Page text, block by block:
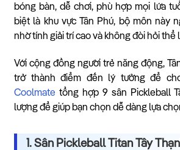
bóng bàn, dễ chơi, phù hợp mọi lứa
biệt là khu vực Tân Phú, bộ môn này
nhờ tính giải trí cao và không đòi hỏi thể
Với cộng đồng người trẻ năng động,
trở thành điểm đến lý tưởng để
Coolmate tổng hợp 9 sân Pickleball
lượng để giúp bạn chọn dễ dàng lựa
1. Sân Pickleball Titan Tây